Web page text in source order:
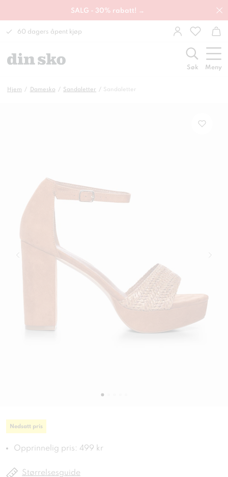
SALG - 30% rabatt! →
60 dagers åpent kjøp
Søk Meny
Hjem Damesko Sandaletter Sandaletter
Nedsatt pris
Opprinnelig pris: 499 kr
Størrelsesguide